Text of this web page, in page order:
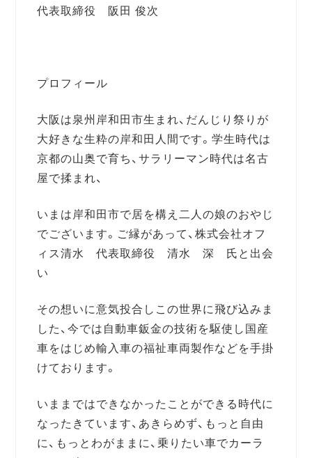
代表取締役 阪田 俊次
プロフィール
大阪は泉州岸和田市生まれ、だんじり祭りが
大好きな生粋の岸和田人間です。学生時代は
京都の山奥で育ち、サラリーマン時代は名古
屋で揉まれ、
いまは岸和田市で居を構え二人の娘のおやじ
でございます。ご縁があって、株式会社オフ
ィス清水 代表取締役 清水 深 氏と出会
い
その想いに意気投合しこの世界に飛び込みま
した、今では自動車鈑金の技術を駆使し国産
車をはじめ輸入車の福祉車両製作などを手掛
けております。
いままではできなかったことができる時代に
なったきています、あきらめず、もっと自由
に、もっとわがままに、乗りたい車でカーラ